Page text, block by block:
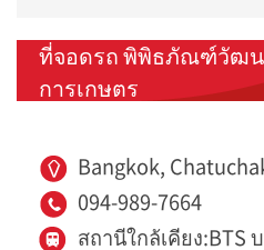
ที่จอดรถ พิพิธภัณฑ์วัฒ
การเกษตร
Bangkok,
094-989-7664
สถานีใกล้เคียง:BTS